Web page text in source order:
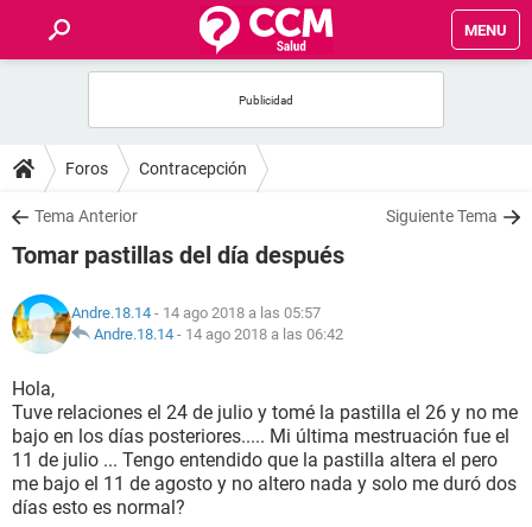
MENU
FOROS
SALUD
NUTRICIÓN
BIENESTAR
SEXUALIDAD
GLOSARIO
Foros Contracepción
Tema Anterior Siguiente Tema
Tomar pastillas del día después
Andre.18.14 - 14 ago 2018 a las 05:57
Andre.18.14 - 14 ago 2018 a las 06:42
Hola,
Tuve relaciones el 24 de julio y tomé la pastilla el 26 y no me
bajo en los días posteriores..... Mi última mestruación fue el
11 de julio ... Tengo entendido que la pastilla altera el pero
me bajo el 11 de agosto y no altero nada y solo me duró dos
días esto es normal?